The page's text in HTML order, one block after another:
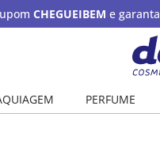
CHEGUEIBEM e garanta
PERFUME